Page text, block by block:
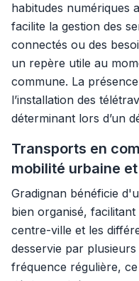
habitudes numériques
facilite la gestion des
connectés ou des
un repère utile au
commune. La
l’installation des
déterminant lors d’un
Transports en
mobilité urbaine
Gradignan bénéficie
bien organisé,
centre-ville et les
desservie par
fréquence régulière,